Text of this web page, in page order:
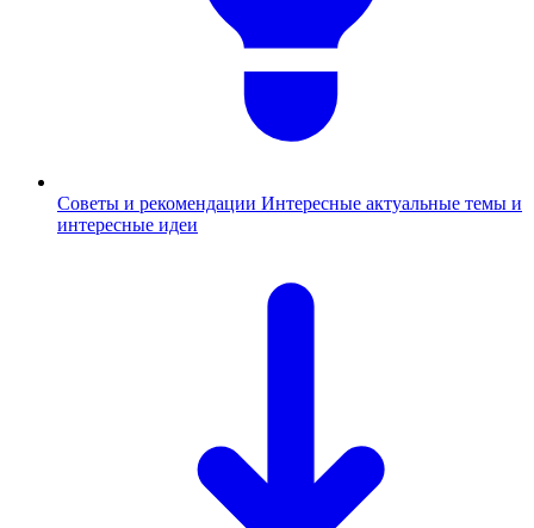
Советы и рекомендации Интересные актуальные темы и
интересные идеи